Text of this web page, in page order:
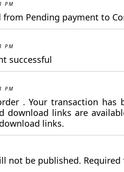
PM
from Pending payment to
PM
successful
PM
. Your transaction has
download links are
links.
not be published.